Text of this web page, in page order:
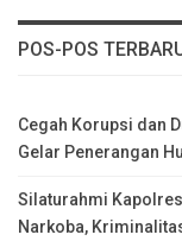
POS-POS
Cegah Korupsi dan
Gelar Penerangan
Silaturahmi Kapolres
Narkoba,